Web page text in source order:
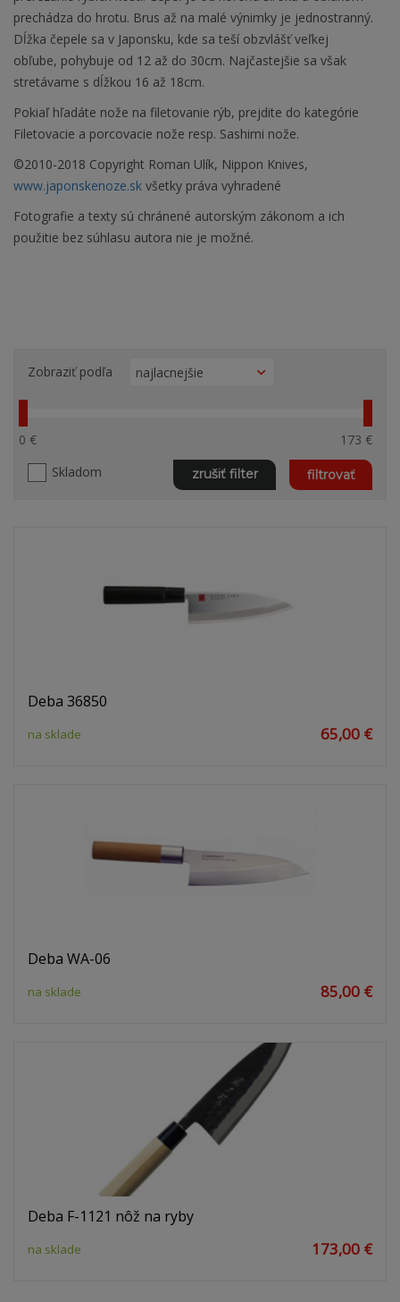
prechádza do hrotu. Brus až na malé výnimky je jednostranný.
Dĺžka čepele sa v Japonsku, kde sa teší obzvlášť veľkej
obľube, pohybuje od 12 až do 30cm. Najčastejšie sa však
stretávame s dĺžkou 16 až 18cm.
Pokiaľ hľadáte nože na filetovanie rýb, prejdite do kategórie
Filetovacie a porcovacie nože resp. Sashimi nože.
©2010-2018 Copyright Roman Ulík, Nippon Knives,
www.japonskenoze.sk všetky práva vyhradené
Fotografie a texty sú chránené autorským zákonom a ich
použitie bez súhlasu autora nie je možné.
0 €
173 €
Skladom
filtrovať
zrušiť filter
Zobraziť podľa
Deba 36850
na sklade 65,00 €
Deba WA-06
na sklade 85,00 €
Deba F-1121 nôž na ryby
na sklade 173,00 €